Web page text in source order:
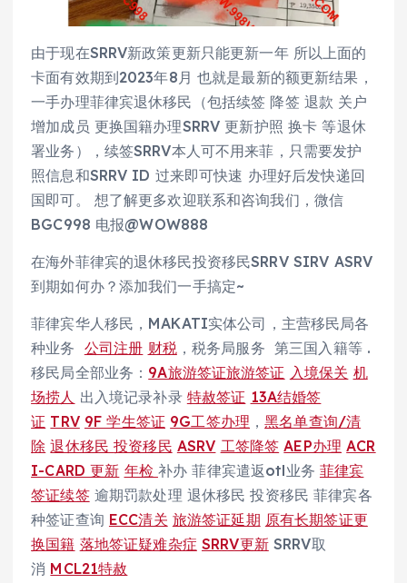
由于现在SRRV新政策更新只能更新一年 所以上面的
卡面有效期到2023年8月 也就是最新的额更新结果，
一手办理菲律宾退休移民（包括续签 降签 退款 关户
增加成员 更换国籍办理SRRV 更新护照 换卡 等退休
署业务），续签SRRV本人可不用来菲，只需要发护
照信息和SRRV ID 过来即可快速 办理好后发快递回
国即可。 想了解更多欢迎联系和咨询我们，微信
BGC998 电报@WOW888
在海外菲律宾的退休移民投资移民SRRV SIRV ASRV
到期如何办？添加我们一手搞定~
菲律宾华人移民，MAKATI实体公司，主营移民局各
种业务 公司注册 财税，税务局服务 第三国入籍等 .
移民局全部业务： 9A旅游签证旅游签证 入境保关 机
场捞人 出入境记录补录 特赦签证 13A结婚签
证 TRV 9F 学生签证 9G工签办理 ，黑名单查询/清
除 退休移民投资移民 ASRV 工签降签 AEP办理 ACR
I-CARD 更新 年检 补办 菲律宾遣返otl业务 菲律宾
签证续签逾期罚款处理 退休移民 投资移民 菲律宾各
种签证查询 ECC清关 旅游签证延期 原有长期签证更
换国籍 落地签证疑难杂症 SRRV更新SRRV取
消 MCL21特赦